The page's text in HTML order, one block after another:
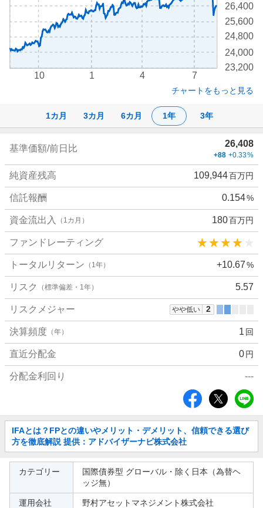
1カ月 3カ月 6カ月 1年 3年
23,200
24,000
24,800
25,600
26,400
1 7
10 4
チャートをもっと見る
詳
値
基準価額/前日比 26,408
+88 +0.33%
純資産残高 109,944百万円
信託報酬 0.154%
資金流出入 （1カ月） 180百万円
ファンドレーティング
トータルリターン （1年） +10.67%
リスク （標準偏差・1年） 5.57
リスクメジャー やや低い 2
決算頻度 （年） 1 回
直近分配金 0円
分配金利回り
---
ア
お
知
ら
せ
IFAとは？FPとの違いやメリット・デメリット、信頼できる選び
方を徹底解説 提供：アドバイザーナビ株式会社
情
カテゴリー
国際債券型 グローバル・除く日本（為替ヘ
ッジ無）
運用会社 野村アセットマネジメント株式会社